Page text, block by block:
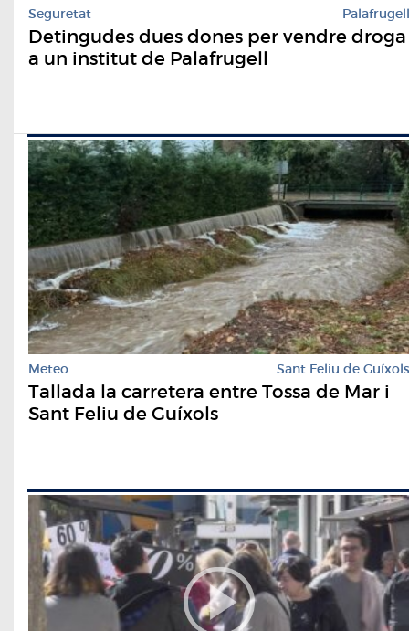
Seguretat Palafrugell
Detingudes dues dones per vendre droga
a un institut de Palafrugell
Meteo Sant Feliu de Guíxols
Tallada la carretera entre Tossa de Mar i
Sant Feliu de Guíxols